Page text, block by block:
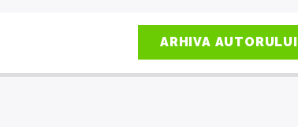
ARHIVA AUTORULUI